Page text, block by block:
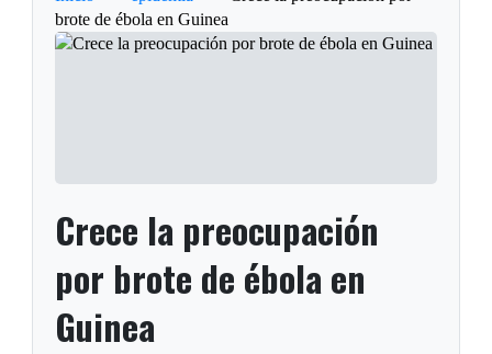
brote de ébola en Guinea
Crece la preocupación
por brote de ébola en
Guinea